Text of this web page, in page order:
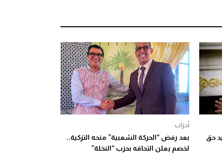
حق
أحزاب
بعد رفض “الحركة الشعبية” منحه التزكية..
لخصم يعلن التحاقه بحزب “النخلة”